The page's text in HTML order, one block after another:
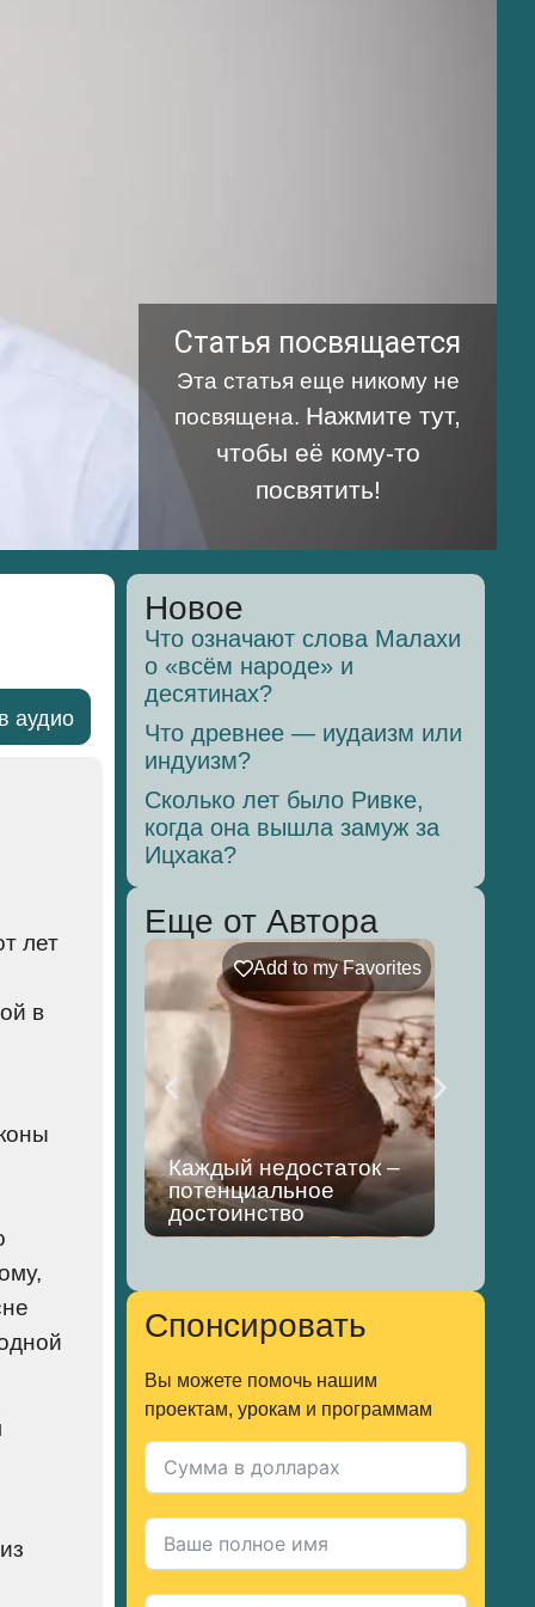
Статья посвящается
Эта статья еще никому не
посвящена. Нажмите тут,
чтобы её кому-то
посвятить!
аудио
лет
в
Новое
Что означают слова Малахи
о «всём народе» и
десятинах?
Что древнее — иудаизм или
индуизм?
Сколько лет было Ривке,
когда она вышла замуж за
Ицхака?
Еще от Автора
Add to my Favorites
Каждый недостаток –
потенциальное
достоинство
Спонсировать
Вы можете помочь нашим
проектам, урокам и программам